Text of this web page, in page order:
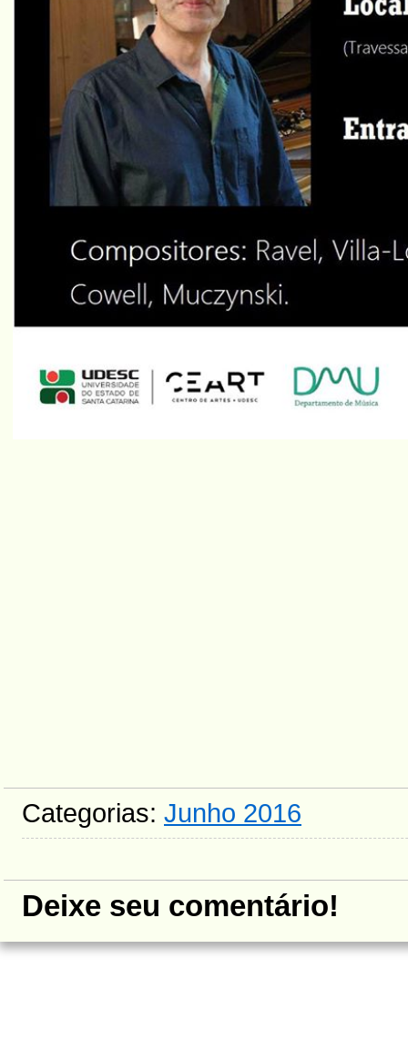
Categorias: Junho 2016
Deixe seu comentário!